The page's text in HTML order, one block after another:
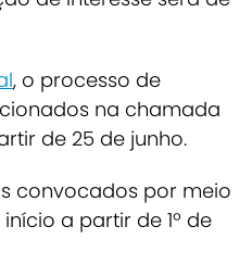
, o processo de
na chamada
de 25 de junho.
convocados por meio
a partir de 1º de